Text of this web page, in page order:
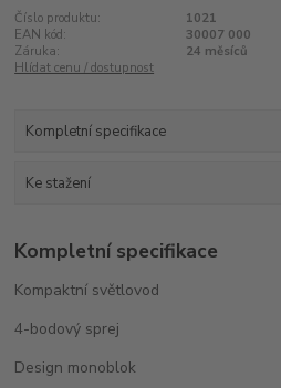
Číslo produktu:
1021
EAN kód:
30007 000
Záruka:
24 měsíců
Hlídat cenu / dostupnost
Kompletní specifikace
Ke stažení
Kompletní specifikace
Kompaktní světlovod
4-bodový sprej
Design monoblok